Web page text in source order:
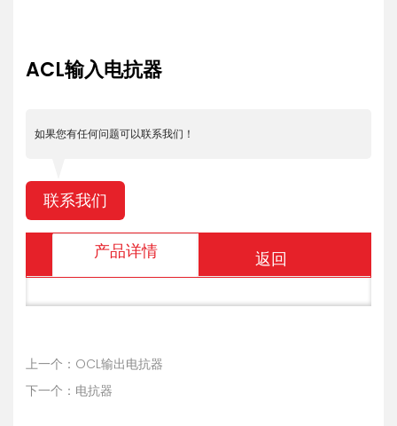
ACL输入电抗器
如果您有任何问题可以联系我们！
联系我们
产品详情 返回
上一个：OCL输出电抗器
下一个：电抗器